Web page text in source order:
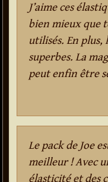
J’aime ces
bien mieux que
utilisés. En plus,
superbes. La
peut enfin être
Le pack de Joe
meilleur ! Avec
élasticité et des